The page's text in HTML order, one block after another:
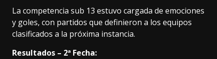
La competencia sub 13 estuvo cargada de emociones
y goles, con partidos que definieron a los equipos
clasificados a la próxima instancia.
Resultados – 2ª Fecha: